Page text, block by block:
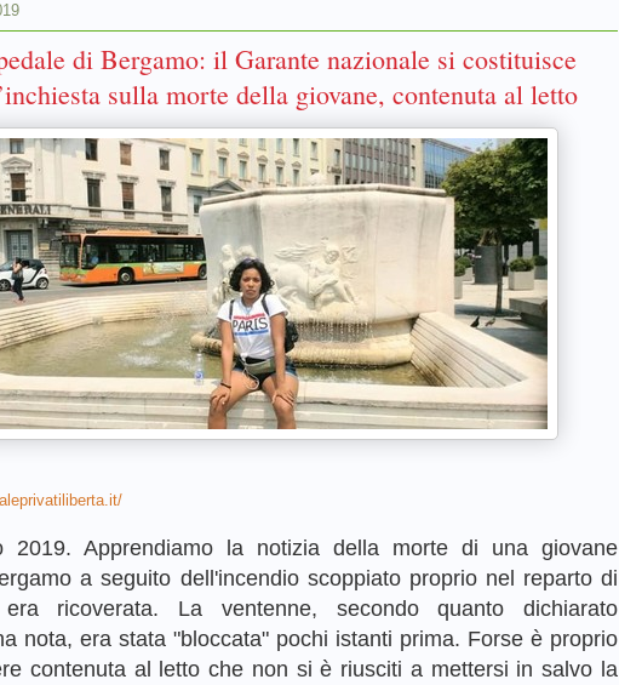
di Bergamo: il Garante nazionale si costituisce
sulla morte della giovane, contenuta al letto
2019. Apprendiamo la notizia della morte di una giovane
a seguito dell'incendio scoppiato proprio nel reparto di
ricoverata. La ventenne, secondo quanto dichiarato
nota, era stata "bloccata" pochi istanti prima. Forse è proprio
contenuta al letto che non si è riusciti a mettersi in salvo la